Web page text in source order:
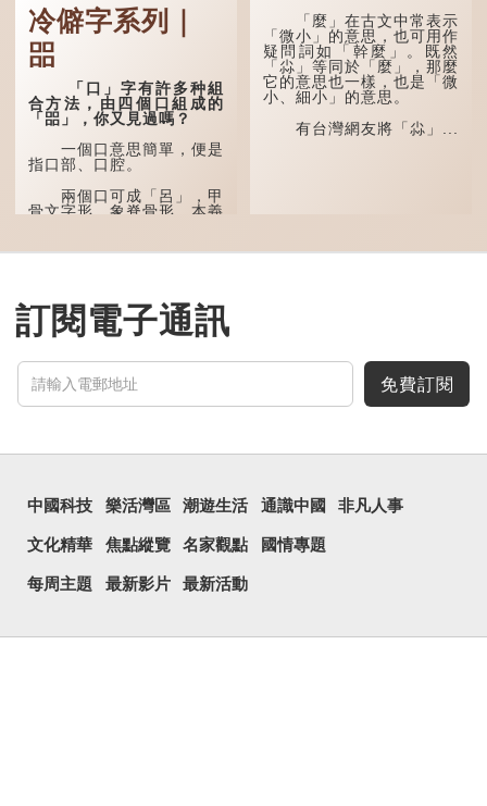
多年前，蘋果手機推出
iPhone12時，曾宣傳它的
鏡頭有專業的運算攝影功
能，便用上「瞐」這個字，
表達iPhone12有由8位提
升至10位HDR影片拍攝功
能，能自動進行杜比視界調
色，達到專...
冷僻字系列｜
㗊
「口」字有許多种組
合方法，由四個口組成的
「㗊」，你又見過嗎？
一個口意思簡單，便是
指口部、口腔。
兩個口可成「呂」，甲
骨文字形，象脊骨形，本義
通用為姓氏。兩個口也可以
思。
三個口為「品」，這個
代甲骨文，古字形從三口，
表示眾多。《說文解...
「麼」在古文中常表示
「微小」的意思，也可用作
疑問詞如「幹麼」。既然
「尛」等同於「麼」，那麼
它的意思也一樣，也是「微
小、細小」的意思。
有台灣網友將「尛」...
訂閱電子通訊
免費訂閱
中國科技 樂活灣區 潮遊生活 通識中國 非凡人事
文化精華 焦點縱覽 名家觀點 國情專題
每周主題 最新影片 最新活動